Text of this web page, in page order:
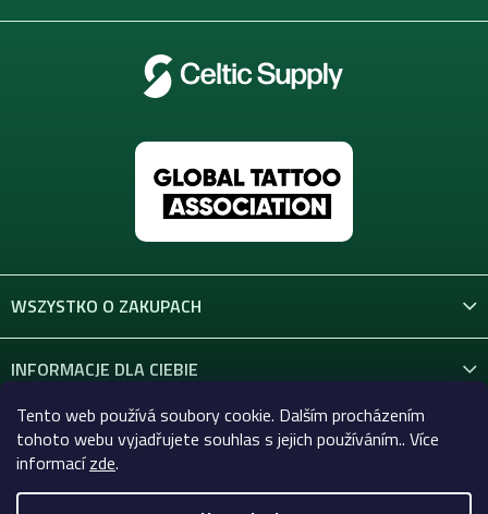
Tento web používá soubory cookie. Dalším procházením
tohoto webu vyjadřujete souhlas s jejich používáním.. Více
informacízde.
WSZYSTKO O ZAKUPACH
INFORMACJE DLA CIEBIE
KONTAKT